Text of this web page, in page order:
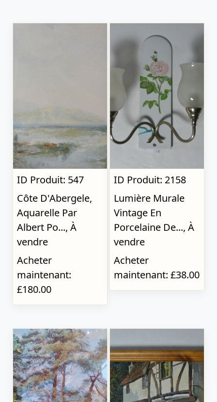
ID Produit: 547
Côte D'Abergele,
Aquarelle Par
Albert Po..., À
vendre
Acheter
maintenant:
£180.00
ID Produit: 2158
Lumière Murale
Vintage En
Porcelaine De..., À
vendre
Acheter
maintenant: £38.00